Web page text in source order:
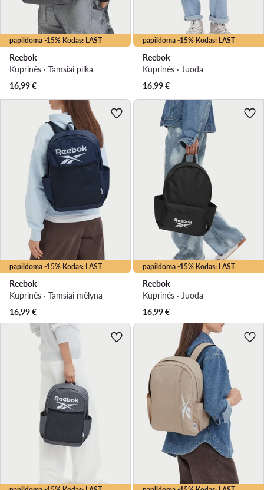
papildoma -15% Kodas: LAST
Reebok
Kuprinės · Tamsiai pilka
16,99€
papildoma -15% Kodas: LAST
Reebok
Kuprinės · Juoda
16,99€
papildoma -15% Kodas: LAST
Reebok
Kuprinės · Tamsiai mėlyna
16,99€
papildoma -15% Kodas: LAST
Reebok
Kuprinės · Juoda
16,99€